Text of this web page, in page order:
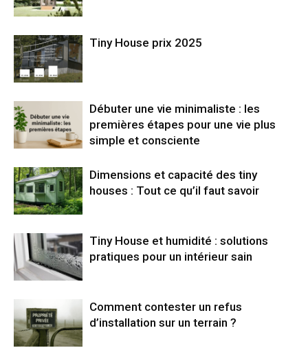
Tiny House prix 2025
Débuter une vie minimaliste : les
premières étapes pour une vie plus
simple et consciente
Dimensions et capacité des tiny
houses : Tout ce qu’il faut savoir
Tiny House et humidité : solutions
pratiques pour un intérieur sain
Comment contester un refus
d’installation sur un terrain ?